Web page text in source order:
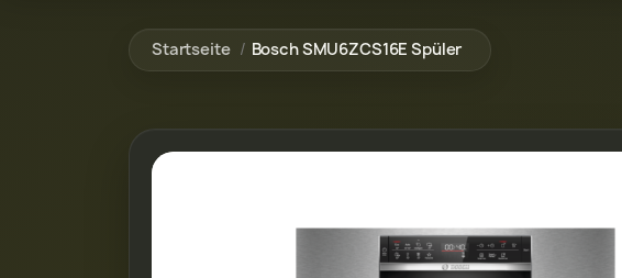
Startseite Bosch SMU6ZCS16E Spüler